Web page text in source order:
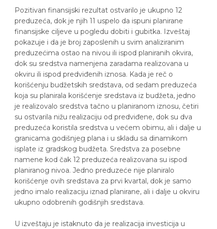
Pozitivan finansijski rezultat ostvarilo je ukupno 12
preduzeća, dok je njih 11 uspelo da ispuni planirane
finansijske ciljeve u pogledu dobiti i gubitka. Izveštaj
pokazuje i da je broj zaposlenih u svim analiziranim
preduzećima ostao na nivou ili ispod planiranih okvira,
dok su sredstva namenjena zaradama realizovana u
okviru ili ispod predviđenih iznosa. Kada je reč o
korišćenju budžetskih sredstava, od sedam preduzeća
koja su planirala korišćenje sredstava iz budžeta, jedno
je realizovalo sredstva tačno u planiranom iznosu, četiri
su ostvarila nižu realizaciju od predviđene, dok su dva
preduzeća koristila sredstva u većem obimu, ali i dalje u
granicama godišnjeg plana i u skladu sa dinamikom
isplate iz gradskog budžeta. Sredstva za posebne
namene kod čak 12 preduzeća realizovana su ispod
planiranog nivoa. Jedno preduzeće nije planiralo
korišćenje ovih sredstava za prvi kvartal, dok je samo
jedno imalo realizaciju iznad planirane, ali i dalje u okviru
ukupno odobrenih godišnjih sredstava.
U izveštaju je istaknuto da je realizacija investicija u